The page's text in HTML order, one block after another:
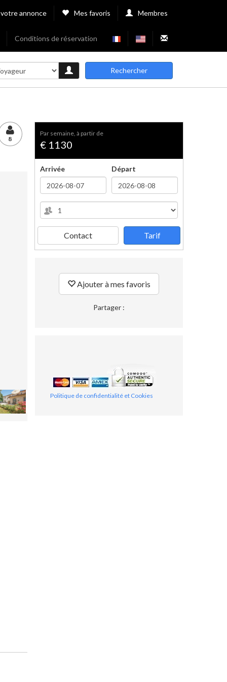
annonce Mes favoris Membres
Conditions de réservation
Rechercher
8
par semaine, à partir de
€ 1130
Arrivée Départ
Contact Tarif
Ajouter à mes favoris
Partager :
Politique de confidentialité et Cookies